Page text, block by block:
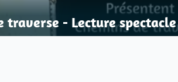
traverse - Lecture spectacle